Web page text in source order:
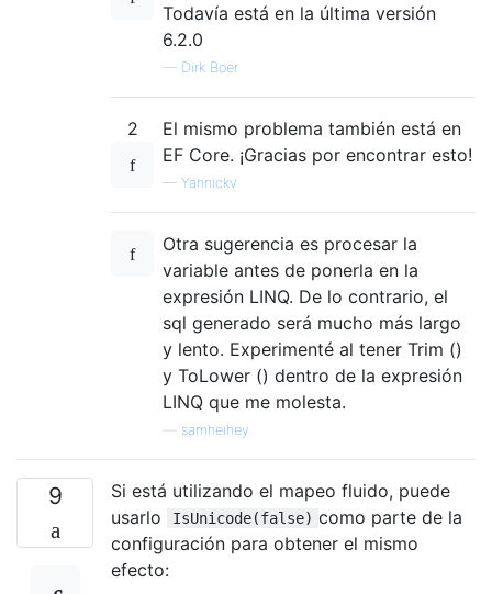
Todavía está en la última versión
6.2.0
— Dirk Boer
2
El mismo problema también está en
EF Core. ¡Gracias por encontrar esto!
— Yannickv
Otra sugerencia es procesar la
variable antes de ponerla en la
expresión LINQ. De lo contrario, el
sql generado será mucho más largo
y lento. Experimenté al tener Trim ()
y ToLower () dentro de la expresión
LINQ que me molesta.
samheihey
9
Si está utilizando el mapeo fluido, puede
usarlo
IsUnicode(false) como parte de la
configuración para obtener el mismo
efecto: